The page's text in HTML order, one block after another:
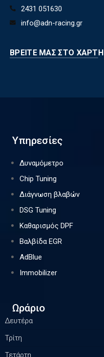
2431 051630
info@adn-racing.gr
ΒΡΕΊΤΕ ΜΑΣ ΣΤΟ ΧΆΡΤΗ
Υπηρεσίες
Δυναμόμετρο
Chip Tuning
Διάγνωση βλαβών
DSG Tuning
Καθαρισμός DPF
Βαλβίδα EGR
AdBlue
Immobilizer
Ωράριο
Δευτέρα
Τρίτη
Τετάρτη